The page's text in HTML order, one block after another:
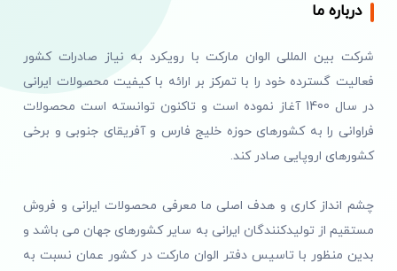
درباره ما
شرکت بین المللی الوان مارکت با رویکرد به نیاز صادرات کشور
فعالیت گسترده خود را با تمرکز بر ارائه با کیفیت محصولات ایرانی
در سال 1400 آغاز نموده است و تاکنون توانسته است محصولات
فراوانی را به کشورهای حوزه خلیج فارس و آفریقای جنوبی و برخی
کشورهای اروپایی صادر کند.
چشم انداز کاری و هدف اصلی ما معرفی محصولات ایرانی و فروش
مستقیم از تولیدکنندگان ایرانی به سایر کشورهای جهان می باشد و
بدین منظور با تاسیس دفتر الوان مارکت در کشور عمان نسبت به